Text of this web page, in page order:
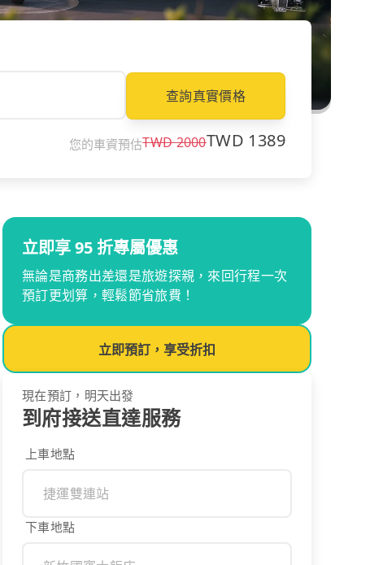
查詢真實價格
您的車資預估TWD2000TWD 1389
立即享 95 折專屬優惠
無論是商務出差還是旅遊探親，來回行程一次
預訂更划算，輕鬆節省旅費！
立即預訂，享受折扣
現在預訂，明天出發
到府接送直達服務
上車地點
下車地點